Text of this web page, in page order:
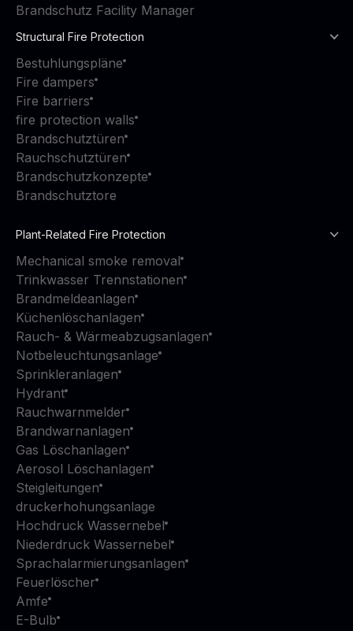
Brandschutz Facility Manager
Structural Fire Protection
Bestuhlungspläne
Fire dampers
Fire barriers
fire protection walls
Brandschutztüren
Rauchschutztüren
Brandschutzkonzepte
Brandschutztore
Plant-Related Fire Protection
Mechanical smoke removal
Trinkwasser Trennstationen
Brandmeldeanlagen
Küchenlöschanlagen
Rauch- & Wärmeabzugsanlagen
Notbeleuchtungsanlage
Sprinkleranlagen
Hydrant
Rauchwarnmelder
Brandwarnanlagen
Gas Löschanlagen
Aerosol Löschanlagen
Steigleitungen
druckerhohungsanlage
Hochdruck Wassernebel
Niederdruck Wassernebel
Sprachalarmierungsanlagen
Feuerlöscher
Amfe
E-Bulb